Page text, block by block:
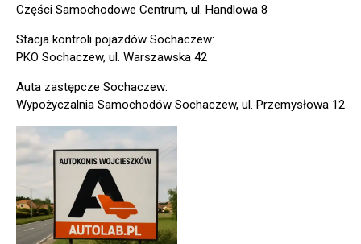
Części Samochodowe Centrum, ul. Handlowa 8
Stacja kontroli pojazdów Sochaczew:
PKO Sochaczew, ul. Warszawska 42
Auta zastępcze Sochaczew:
Wypożyczalnia Samochodów Sochaczew, ul. Przemysłowa 12